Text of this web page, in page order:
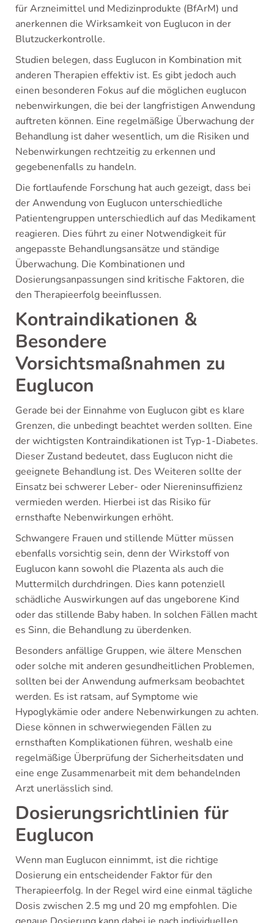
für Arzneimittel und Medizinprodukte (BfArM) und
anerkennen die Wirksamkeit von Euglucon in der
Blutzuckerkontrolle.
Studien belegen, dass Euglucon in Kombination mit
anderen Therapien effektiv ist. Es gibt jedoch auch
einen besonderen Fokus auf die möglichen euglucon
nebenwirkungen, die bei der langfristigen Anwendung
auftreten können. Eine regelmäßige Überwachung der
Behandlung ist daher wesentlich, um die Risiken und
Nebenwirkungen rechtzeitig zu erkennen und
gegebenenfalls zu handeln.
Die fortlaufende Forschung hat auch gezeigt, dass bei
der Anwendung von Euglucon unterschiedliche
Patientengruppen unterschiedlich auf das Medikament
reagieren. Dies führt zu einer Notwendigkeit für
angepasste Behandlungsansätze und ständige
Überwachung. Die Kombinationen und
Dosierungsanpassungen sind kritische Faktoren, die
den Therapieerfolg beeinflussen.
Kontraindikationen &
Besondere
Vorsichtsmaßnahmen zu
Euglucon
Gerade bei der Einnahme von Euglucon gibt es klare
Grenzen, die unbedingt beachtet werden sollten. Eine
der wichtigsten Kontraindikationen ist Typ-1-Diabetes.
Dieser Zustand bedeutet, dass Euglucon nicht die
geeignete Behandlung ist. Des Weiteren sollte der
Einsatz bei schwerer Leber- oder Niereninsuffizienz
vermieden werden. Hierbei ist das Risiko für
ernsthafte Nebenwirkungen erhöht.
Schwangere Frauen und stillende Mütter müssen
ebenfalls vorsichtig sein, denn der Wirkstoff von
Euglucon kann sowohl die Plazenta als auch die
Muttermilch durchdringen. Dies kann potenziell
schädliche Auswirkungen auf das ungeborene Kind
oder das stillende Baby haben. In solchen Fällen macht
es Sinn, die Behandlung zu überdenken.
Besonders anfällige Gruppen, wie ältere Menschen
oder solche mit anderen gesundheitlichen Problemen,
sollten bei der Anwendung aufmerksam beobachtet
werden. Es ist ratsam, auf Symptome wie
Hypoglykämie oder andere Nebenwirkungen zu achten.
Diese können in schwerwiegenden Fällen zu
ernsthaften Komplikationen führen, weshalb eine
regelmäßige Überprüfung der Sicherheitsdaten und
eine enge Zusammenarbeit mit dem behandelnden
Arzt unerlässlich sind.
Dosierungsrichtlinien für
Euglucon
Wenn man Euglucon einnimmt, ist die richtige
Dosierung ein entscheidender Faktor für den
Therapieerfolg. In der Regel wird eine einmal tägliche
Dosis zwischen 2.5 mg und 20 mg empfohlen. Die